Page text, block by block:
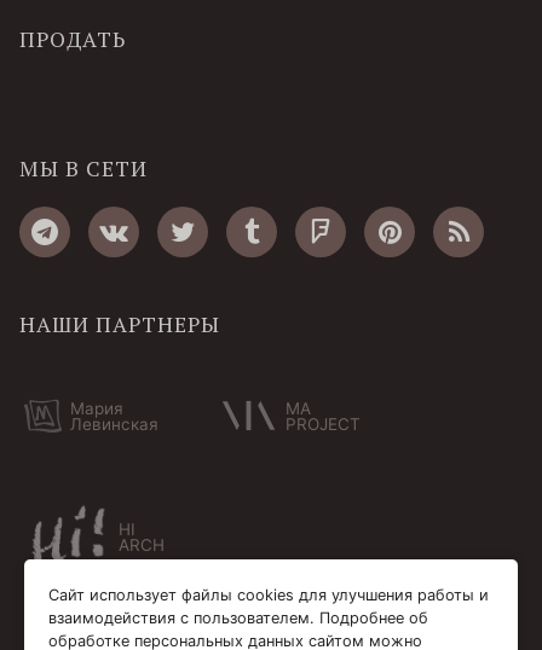
ПРОДАТЬ
МЫ В СЕТИ
НАШИ ПАРТНЕРЫ
Мария
Левинская
MA
PROJECT
HI
ARCH
Сайт использует файлы cookies для улучшения работы и
взаимодействия с пользователем. Подробнее об
обработке персональных данных сайтом можно